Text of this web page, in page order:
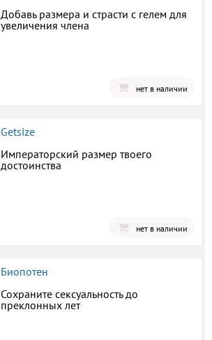
Добавь размера и страсти с гелем для
увеличения члена
нет в наличии
Getsize
Императорский размер твоего
достоинства
нет в наличии
Биопотен
Сохраните сексуальность до
преклонных лет